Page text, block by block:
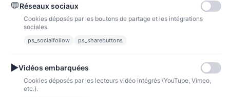
Paiements sécurisés via paypal et paypal 4 fois sans frais
Fidélité
💬Réseaux sociaux
Cookies déposés par les boutons de partage et les intégrations
sociales.
ps_socialfollow ps_sharebuttons
▶Vidéos embarquées
Cookies déposés par les lecteurs vidéo intégrés (YouTube, Vimeo,
etc.).